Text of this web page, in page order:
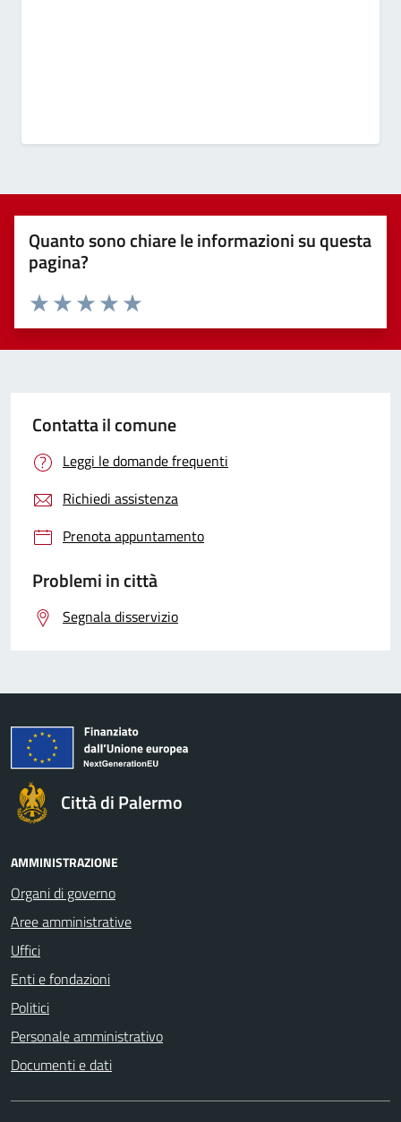
Quanto sono chiare le informazioni su questa
pagina?
Valuta 5 stelle su 5
Valuta 4 stelle su 5
Valuta 3 stelle su 5
Valuta 2 stelle su 5
Valuta 1 stelle su 5
Contatta il comune
Leggi le domande frequenti
Richiedi assistenza
Prenota appuntamento
Problemi in città
Segnala disservizio
Città di Palermo
AMMINISTRAZIONE
Organi di governo
Aree amministrative
Uffici
Enti e fondazioni
Politici
Personale amministrativo
Documenti e dati